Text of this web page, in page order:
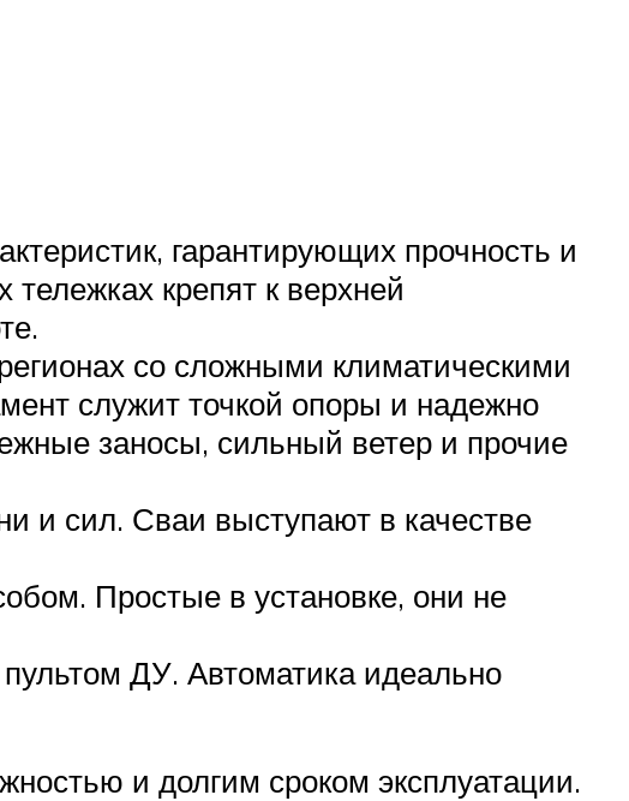
гарантирующих прочность и
крепят к верхней
со сложными климатическими
служит точкой опоры и надежно
заносы, сильный ветер и прочие
и сил. Сваи выступают в качестве
Простые в установке, они не
ДУ. Автоматика идеально
и долгим сроком эксплуатации.